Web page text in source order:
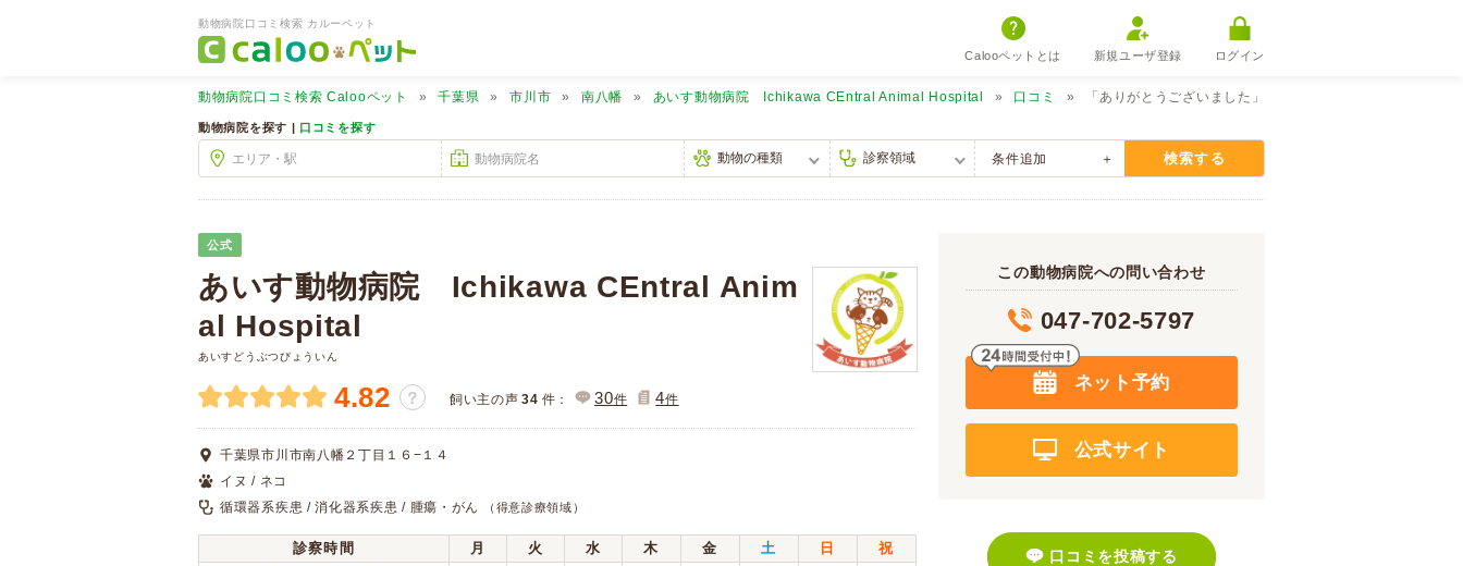
動物病院口コミ検索 カルーペット
Calooペットとは 新規ユーザ登録 ログイン
動物病院口コミ検索 Calooペット 千葉県 市川市 南八幡 あいす動物病院 Ichikawa CEntral Animal Hospital 口コミ 「ありがとうございました」
動物病院を探す | 口コミを探す
条件追加 検索する
公式
あいす動物病院 Ichikawa CEntral Anim
al Hospital
あいすどうぶつびょういん
4.82 ？ 飼い主の声 34 件： 30件 4件
千葉県市川市南八幡２丁目１６−１４
イヌ / ネコ
循環器系疾患 / 消化器系疾患 / 腫瘍・がん
（得意診療領域）
診察時間 月 火 水 木 金 土 日
祝
この動物病院への問い合わせ
047-702-5797
ネット予約
公式サイト
口コミを投稿する